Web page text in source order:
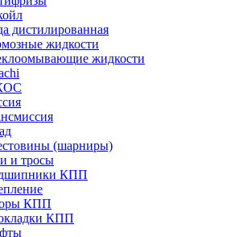
дистилированная
жидкости
жидкости
(шарниры)
и тросы
КПП
КПП
КПП